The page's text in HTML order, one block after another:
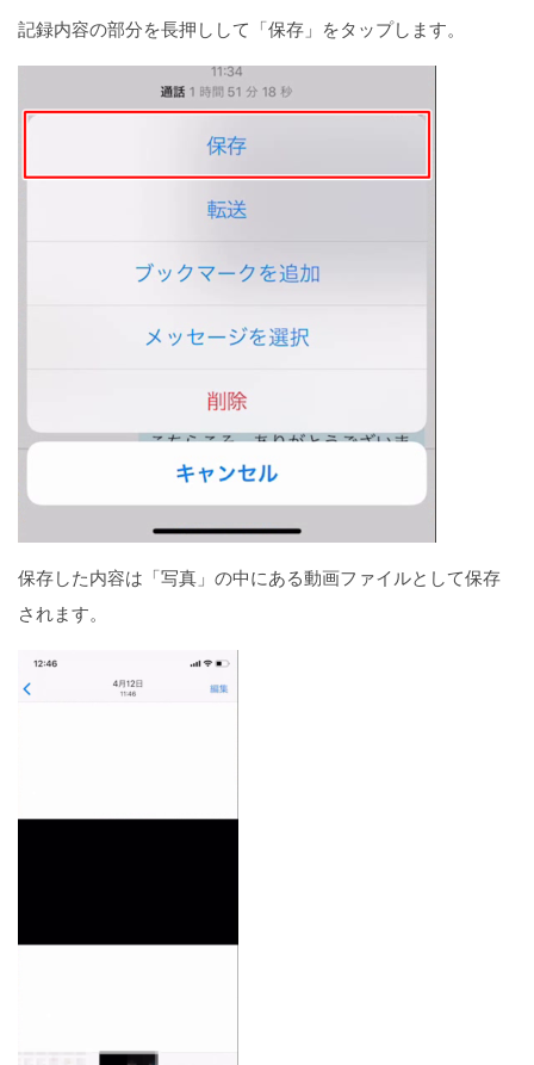
記録内容の部分を長押しして「保存」をタップします。
保存した内容は「写真」の中にある動画ファイルとして保存
されます。